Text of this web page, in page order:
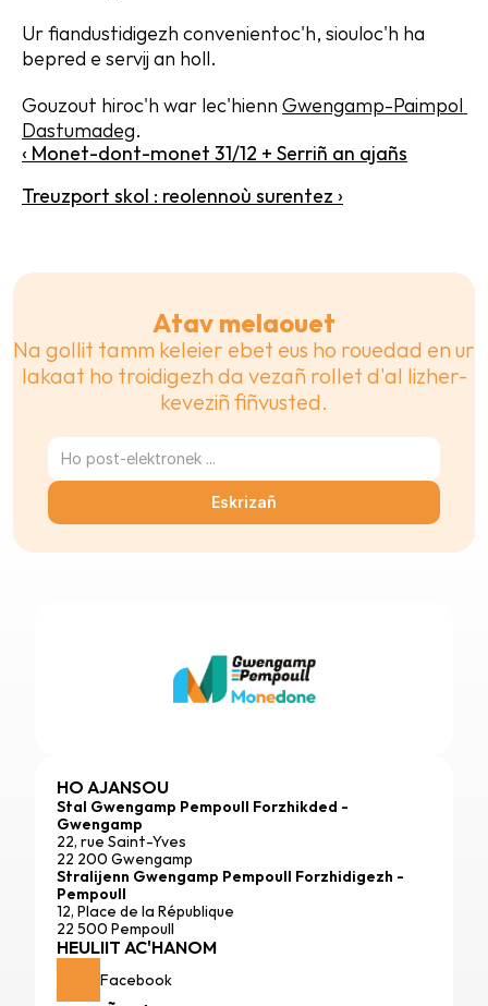
Ur fiandustidigezh convenientoc'h, siouloc'h ha
bepred e servij an holl.
Gouzout hiroc'h war lec'hienn Gwengamp-Paimpol
Dastumadeg.
‹ Monet-dont-monet 31/12 + Serriñ an ajañs
Treuzport skol : reolennoù surentez ›
Atav melaouet
Na gollit tamm keleier ebet eus ho rouedad en ur
lakaat ho troidigezh da vezañ rollet d'al lizher-
keveziñ fiñvusted.
Eskrizañ
HO AJANSOU
Stal Gwengamp Pempoull Forzhikded -
Gwengamp
22, rue Saint-Yves
22 200 Gwengamp
Stralijenn Gwengamp Pempoull Forzhidigezh -
Pempoull
12, Place de la République
22 500 Pempoull
HEULIIT AC'HANOM
Facebook